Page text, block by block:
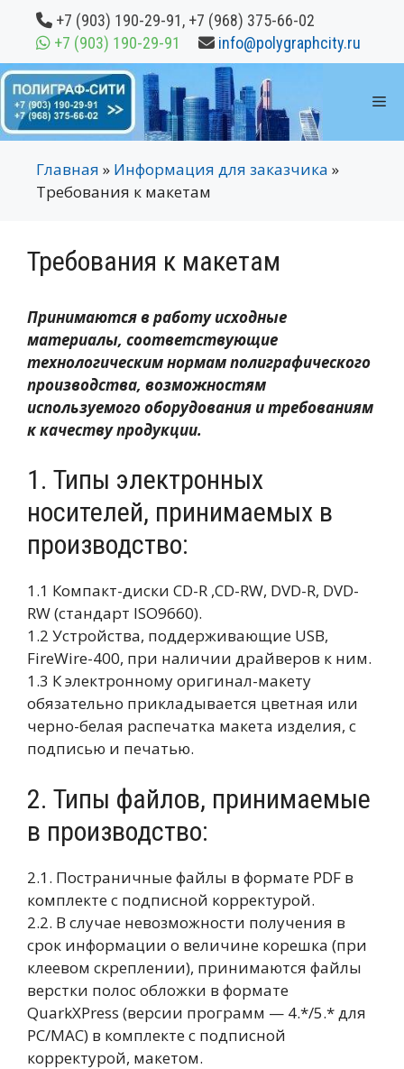
Перейти
содержимому
+7 (903) 190-29-91, +7 (968) 375-66-02
+7 (903) 190-29-91
info@polygraphcity.ru
Главная » Информация для заказчика »
Требования к макетам
Требования к макетам
Принимаются в работу исходные
материалы, соответствующие
технологическим нормам полиграфического
производства, возможностям
используемого оборудования и требованиям
к качеству продукции.
1. Типы электронных
носителей, принимаемых в
производство:
1.1 Компакт-диски CD-R ,CD-RW, DVD-R, DVD-
RW (стандарт ISO9660).
1.2 Устройства, поддерживающие USB,
FireWire-400, при наличии драйверов к ним.
1.3 К электронному оригинал-макету
обязательно прикладывается цветная или
черно-белая распечатка макета изделия, с
подписью и печатью.
2. Типы файлов, принимаемые
в производство:
2.1. Постраничные файлы в формате PDF в
комплекте с подписной корректурой.
2.2. В случае невозможности получения в
срок информации о величине корешка (при
клеевом скреплении), принимаются файлы
верстки полос обложки в формате
QuarkXPress (версии программ — 4.*/5.* для
PC/MAC) в комплекте с подписной
корректурой, макетом.